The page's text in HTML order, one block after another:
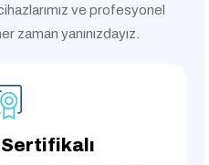
ve profesyonel
zaman yanınızdayız.